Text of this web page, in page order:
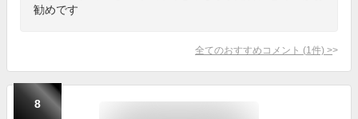
勧めです
全てのおすすめコメント (1 件) >
8